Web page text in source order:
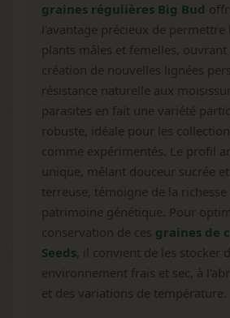
graines régulières Big Bud
l'avantage précieux de
plants mâles et femelles,
création de nouvelles lignées
résistance naturelle aux
parasites en fait une variété
robuste, idéale pour les
comme expérimentés. Le profil
unique, mêlant douceur sucrée
terreuse, témoigne de la richesse
patrimoine génétique. Pour
conservation de ces graines de
Seeds , il convient de les stocker
environnement frais et sec, à
et des variations de température.